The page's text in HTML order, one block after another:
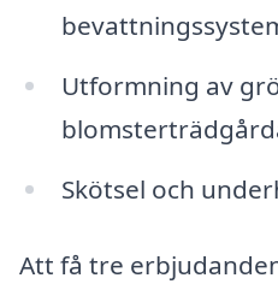
Utformning av
Skötsel och
Att få tre